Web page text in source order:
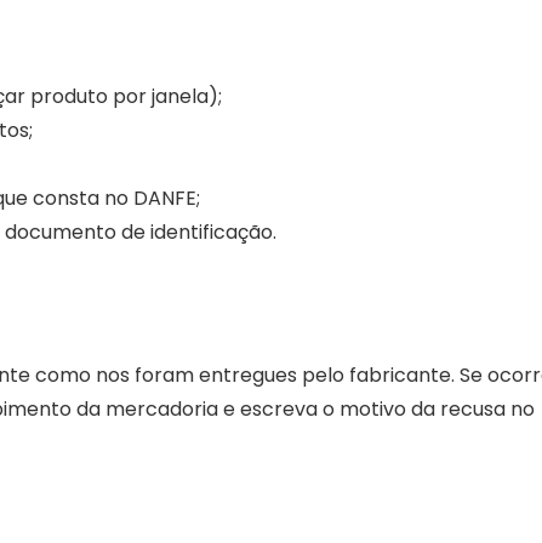
produto por janela);
consta no DANFE;
de identificação.
como nos foram entregues pelo fabricante. Se
da mercadoria e escreva o motivo da recusa no